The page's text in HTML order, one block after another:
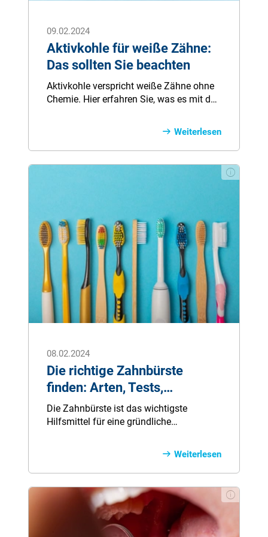
09.02.2024
Aktivkohle für weiße Zähne:
Das sollten Sie beachten
Aktivkohle verspricht weiße Zähne ohne
Chemie. Hier erfahren Sie, was es mit der
wirklich wirkt und welche Risiken sie mit
Weiterlesen
08.02.2024
Die richtige Zahnbürste
finden: Arten, Tests,
Empfehlungen
Die Zahnbürste ist das wichtigste
Hilfsmittel für eine gründliche
Zahngesundheit. Mit der richtigen Bürste
lassen sich Plaque und Bakterien effektiv
entfernen, sodass Zähne und Zahnfleisch
gesund bleiben. Entscheidend sind dabei
vor allem der passende Härtegrad der
Borsten sowie eine schonende und
gleichzeitig wirksame Putztechnik. Wer
Weiterlesen